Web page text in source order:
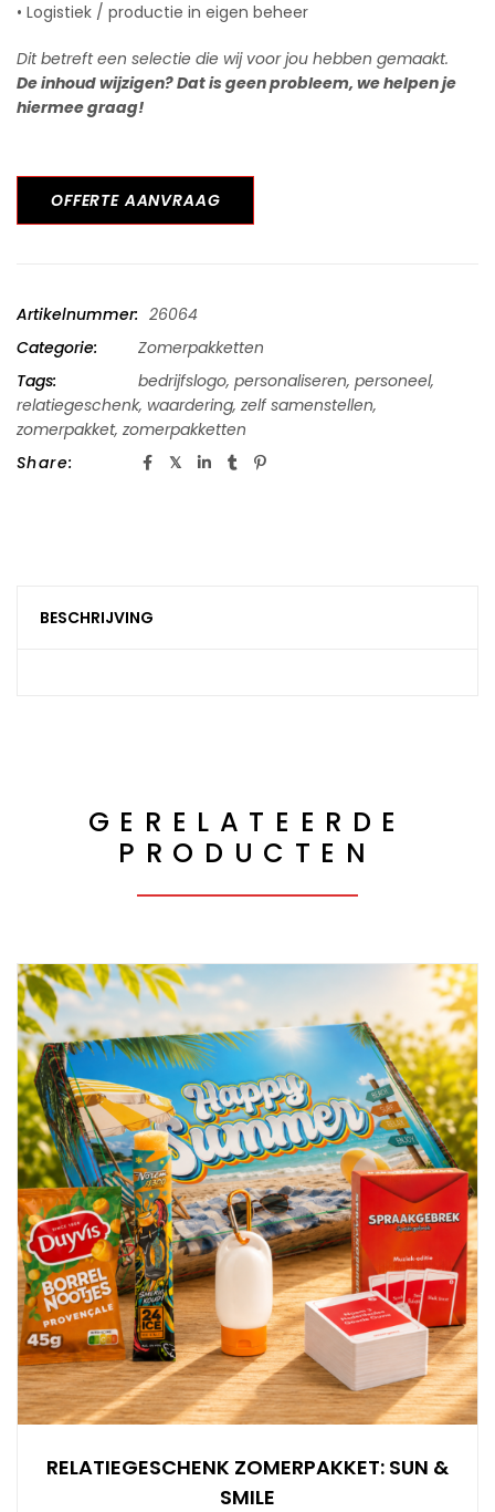
• Logistiek / productie in eigen beheer
Dit betreft een selectie die wij voor jou hebben gemaakt.
De inhoud wijzigen? Dat is geen probleem, we helpen je
hiermee graag!
OFFERTE AANVRAAG
Artikelnummer: 26064
Categorie:
Zomerpakketten
Tags:
bedrijfslogo, personaliseren, personeel,
relatiegeschenk, waardering, zelf samenstellen,
zomerpakket, zomerpakketten
Share:
BESCHRIJVING
GERELATEERDE
PRODUCTEN
RELATIEGESCHENK ZOMERPAKKET: SUN &
SMILE